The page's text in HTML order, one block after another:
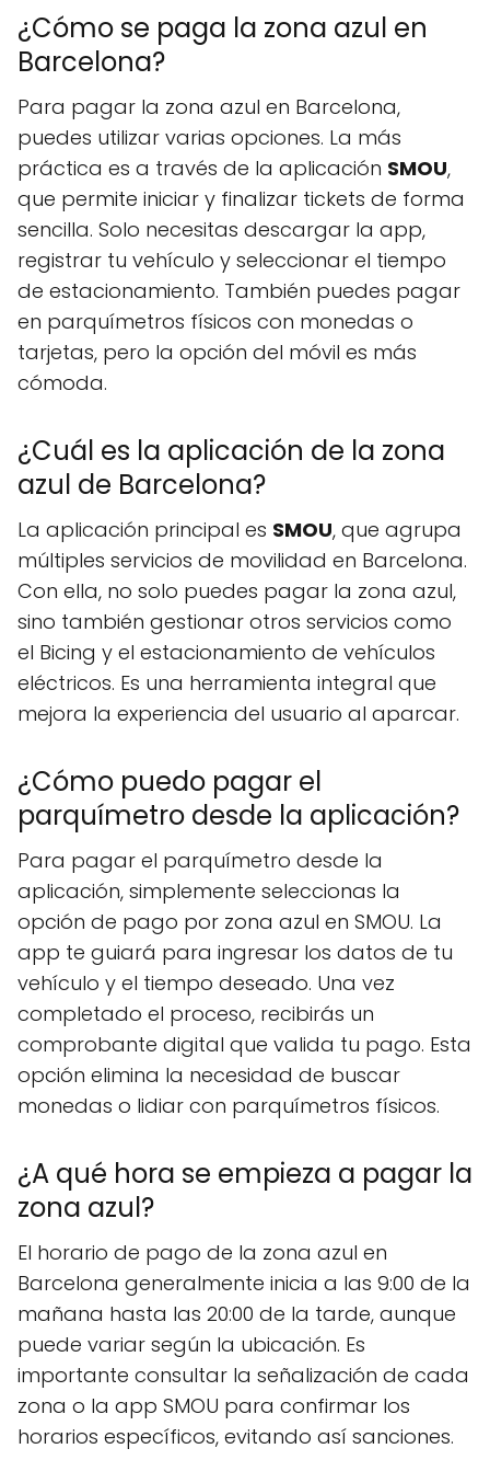
¿Cómo se paga la zona azul en
Barcelona?
Para pagar la zona azul en Barcelona,
puedes utilizar varias opciones. La más
práctica es a través de la aplicación SMOU,
que permite iniciar y finalizar tickets de forma
sencilla. Solo necesitas descargar la app,
registrar tu vehículo y seleccionar el tiempo
de estacionamiento. También puedes pagar
en parquímetros físicos con monedas o
tarjetas, pero la opción del móvil es más
cómoda.
¿Cuál es la aplicación de la zona
azul de Barcelona?
La aplicación principal es SMOU, que agrupa
múltiples servicios de movilidad en Barcelona.
Con ella, no solo puedes pagar la zona azul,
sino también gestionar otros servicios como
el Bicing y el estacionamiento de vehículos
eléctricos. Es una herramienta integral que
mejora la experiencia del usuario al aparcar.
¿Cómo puedo pagar el
parquímetro desde la aplicación?
Para pagar el parquímetro desde la
aplicación, simplemente seleccionas la
opción de pago por zona azul en SMOU. La
app te guiará para ingresar los datos de tu
vehículo y el tiempo deseado. Una vez
completado el proceso, recibirás un
comprobante digital que valida tu pago. Esta
opción elimina la necesidad de buscar
monedas o lidiar con parquímetros físicos.
¿A qué hora se empieza a pagar la
zona azul?
El horario de pago de la zona azul en
Barcelona generalmente inicia a las 9:00 de la
mañana hasta las 20:00 de la tarde, aunque
puede variar según la ubicación. Es
importante consultar la señalización de cada
zona o la app SMOU para confirmar los
horarios específicos, evitando así sanciones.